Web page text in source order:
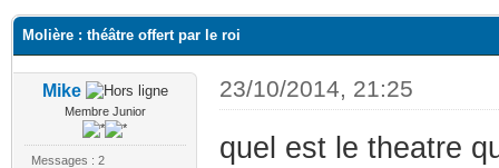
Molière : théâtre offert par le roi
Mike
Membre Junior
Messages : 2
23/10/2014, 21:25
quel est le theatre